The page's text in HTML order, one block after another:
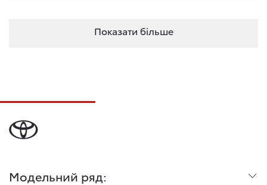
Показати більше
Модельний ряд: